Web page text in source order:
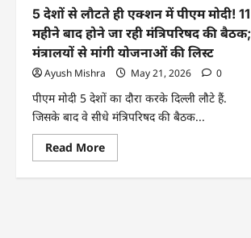
5 देशों से लौटते ही एक्शन में पीएम मोदी! 11
महीने बाद होने जा रही मंत्रिपरिषद की बैठक;
मंत्रालयों से मांगी योजनाओं की लिस्ट
Ayush Mishra May 21, 2026 0
पीएम मोदी 5 देशों का दौरा करके दिल्ली लौटे हैं.
जिसके बाद वे सीधे मंत्रिपरिषद की बैठक...
Read More